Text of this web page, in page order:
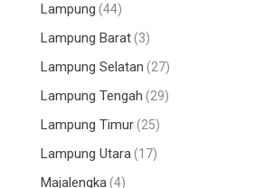
Lampung (44)
Lampung Barat(3)
Lampung Selatan (27)
Lampung Tengah (29)
Lampung Timur(25)
Lampung Utara(17)
Majalengka(4)